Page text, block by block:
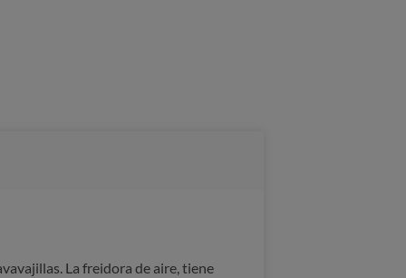
La freidora de aire, tiene